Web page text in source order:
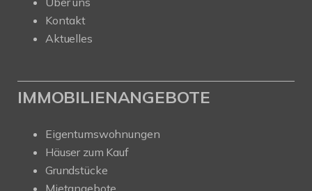
Kontakt
Aktuelles
IMMOBILIENANGEBOTE
Eigentumswohnungen
Häuser zum Kauf
Grundstücke
Mietangebote